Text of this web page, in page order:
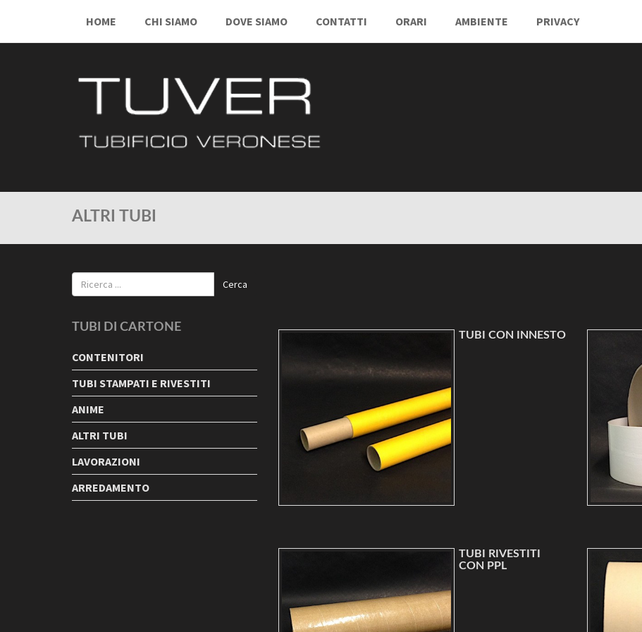
HOME CHI SIAMO DOVE SIAMO CONTATTI ORARI AMBIENTE PRIVACY
ALTRI TUBI
TUBI CON INNESTO
TUBI RIVESTITI
CON PPL
Cerca
TUBI DI CARTONE
CONTENITORI
TUBI STAMPATI E RIVESTITI
ANIME
ALTRI TUBI
LAVORAZIONI
ARREDAMENTO